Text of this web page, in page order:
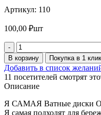
Артикул: 110
100,00 ₽шт
Количество
товара
Я
самая
ватные
диски
80
ШТ
В корзину Покупка в 1 клик
Добавить в список
11 посетителей смотрят
Описание
Я САМАЯ Ватные диски
Я самая подходят для